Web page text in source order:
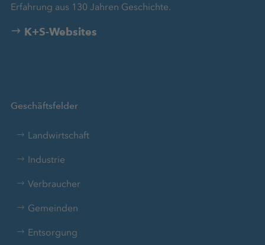
Erfahrung aus 130 Jahren Geschichte.
K+S-Websites
Geschäftsfelder
Landwirtschaft
Industrie
Verbraucher
Gemeinden
Entsorgung